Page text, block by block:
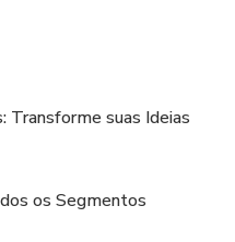
suas Ideias
os Segmentos